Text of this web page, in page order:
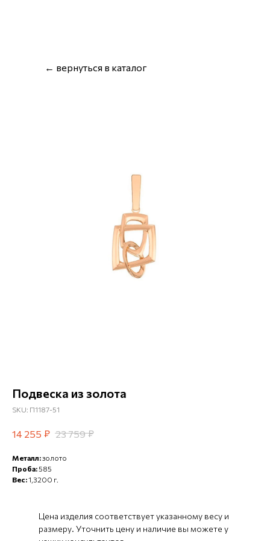
← вернуться в каталог
Подвеска из золота
SKU: П1187-51
14 255 ₽ 23 759 ₽
Металл:золото
Проба:585
Вес:1,3200 г.
Цена изделия соответствует указанному весу и
размеру. Уточнить цену и наличие вы можете у